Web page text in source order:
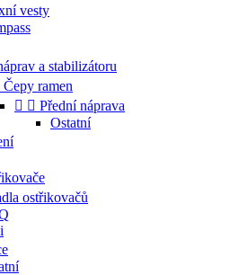
vesty
a stabilizátoru
Čepy ramen
  Přední náprava
Ostatní
ostřikovačů